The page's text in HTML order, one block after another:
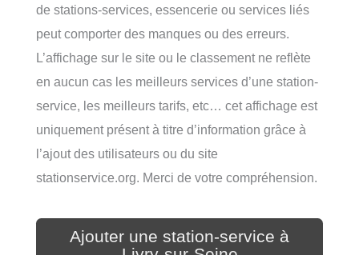
de stations-services, essencerie ou services liés
peut comporter des manques ou des erreurs.
L’affichage sur le site ou le classement ne reflète
en aucun cas les meilleurs services d’une station-
service, les meilleurs tarifs, etc… cet affichage est
uniquement présent à titre d’information grâce à
l’ajout des utilisateurs ou du site
stationservice.org. Merci de votre compréhension.
Ajouter une station-service à